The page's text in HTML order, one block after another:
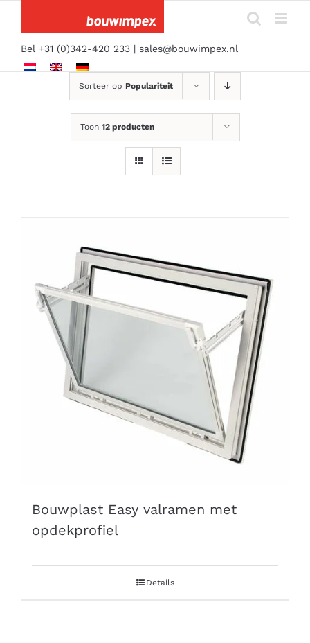
inhoud
Bel +31 (0)342-420 233 | sales@bouwimpex.nl
Sorteer op Populariteit
Toon 12 producten
Bouwplast Easy valramen met
opdekprofiel
Details